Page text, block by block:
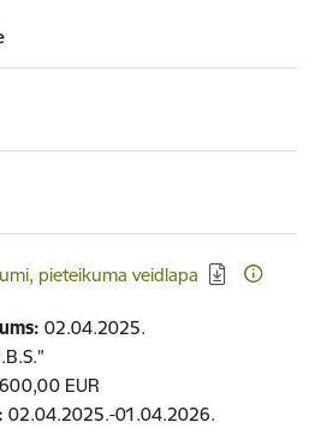
pieteikuma veidlapa
02.04.2025.
EUR
02.04.2025.-01.04.2026.